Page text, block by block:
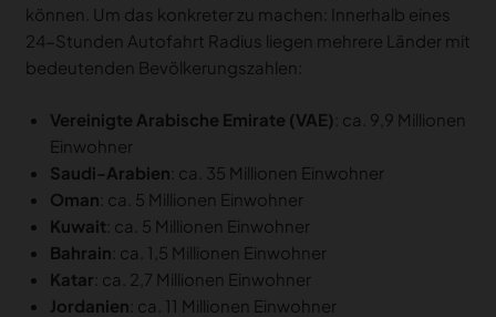
können. Um das konkreter zu machen: Innerhalb eines
24-Stunden Autofahrt Radius liegen mehrere Länder mit
bedeutenden Bevölkerungszahlen:
Vereinigte Arabische Emirate (VAE) : ca. 9,9 Millionen
Einwohner
Saudi-Arabien : ca. 35 Millionen Einwohner
Oman : ca. 5 Millionen Einwohner
Kuwait : ca. 5 Millionen Einwohner
Bahrain : ca. 1,5 Millionen Einwohner
Katar : ca. 2,7 Millionen Einwohner
Jordanien : ca. 11 Millionen Einwohner